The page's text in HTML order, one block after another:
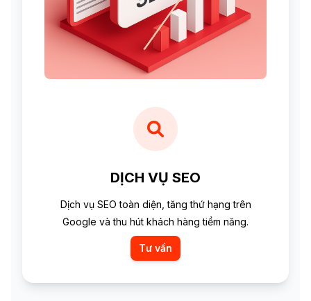
DỊCH VỤ SEO
Dịch vụ SEO toàn diện, tăng thứ hạng trên
Google và thu hút khách hàng tiềm năng.
Tư vấn